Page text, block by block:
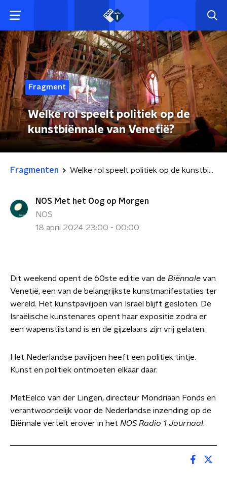
Fragment
Welke rol speelt politiek op de
kunstbiënnale van Venetië?
Fragmenten Welke rol speelt politiek op de kunstbiënnale van Venetië?
NOS Met het Oog op Morgen
NOS
18 april 2024 23:00 - 00:00
Dit weekend opent de 60ste editie van de Biënnale van
Venetië, een van de belangrijkste kunstmanifestaties ter
wereld. Het kunstpaviljoen van Israël blijft gesloten. De
Israëlische kunstenares opent haar expositie zodra er
een wapenstilstand is en de gijzelaars zijn vrij gelaten.
Het Nederlandse paviljoen heeft een politiek tintje.
Kunst en politiek ontmoeten elkaar daar.
MetEelco van der Lingen, directeur Mondriaan Fonds en
verantwoordelijk voor de Nederlandse inzending op de
Biënnale vertelt erover in het NOS Radio 1 Journaal.